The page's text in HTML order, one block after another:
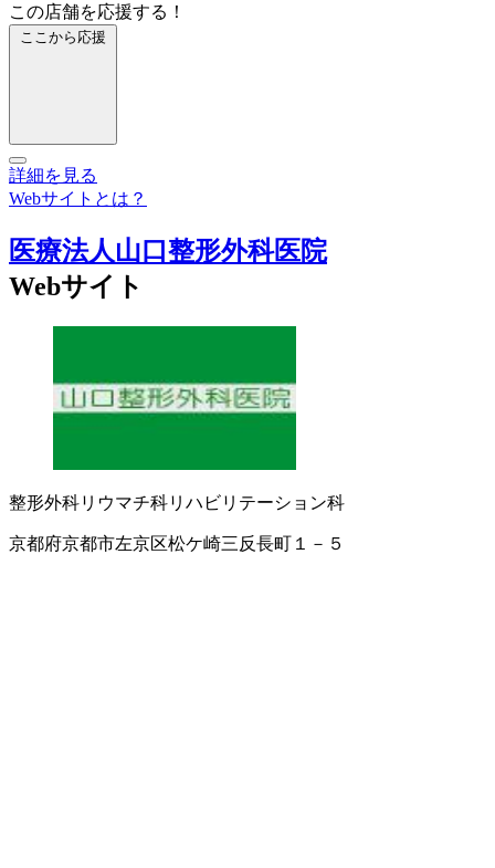
この店舗を応援する！
ここから応援
詳細を見る
Webサイトとは？
医療法人山口整形外科医院
Webサイト
整形外科リウマチ科リハビリテーション科
京都府京都市左京区松ケ崎三反長町１－５